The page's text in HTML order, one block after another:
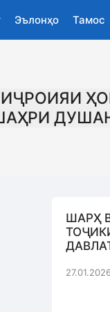
Эълонҳо Тамос
ШАРҲ